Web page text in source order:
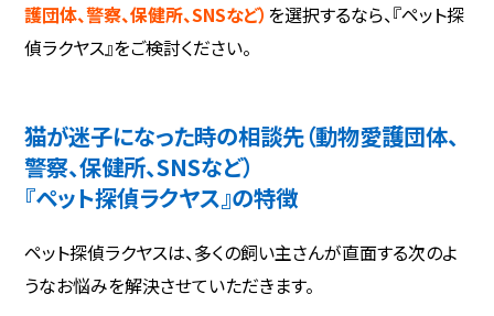
護団体、警察、保健所、SNSなど） を選択するなら、『ペット探
偵ラクヤス』をご検討ください。
猫が迷子になった時の相談先（動物愛護団体、
警察、保健所、SNSなど）
『ペット探偵ラクヤス』の特徴
ペット探偵ラクヤスは、多くの飼い主さんが直面する次のよ
うなお悩みを解決させていただきます。